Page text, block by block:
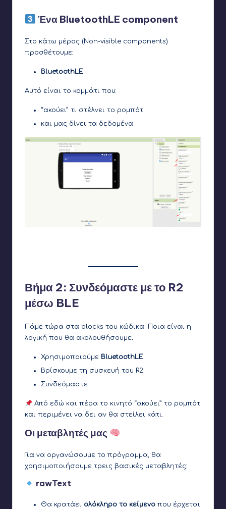
Ένα BluetoothLE component
Στο κάτω μέρος (Non-visible components)
προσθέτουμε:
BluetoothLE
Αυτό είναι το κομμάτι που:
“ακούει” τι στέλνει το ρομπότ
και μας δίνει τα δεδομένα.
Βήμα 2: Συνδεόμαστε με το R2
μέσω BLE
Πάμε τώρα στα blocks του κώδικα. Ποια είναι η
λογική που θα ακολουθήσουμε;
Χρησιμοποιούμε BluetoothLE
Βρίσκουμε τη συσκευή του R2
Συνδεόμαστε
Από εδώ και πέρα το κινητό “ακούει” το ρομπότ
και περιμένει να δει αν θα στείλει κάτι.
Οι μεταβλητές μας
Για να οργανώσουμε το πρόγραμμα, θα
χρησιμοποιήσουμε τρεις βασικές μεταβλητές:
rawText
Θα κρατάει ολόκληρο το κείμενο που έρχεται